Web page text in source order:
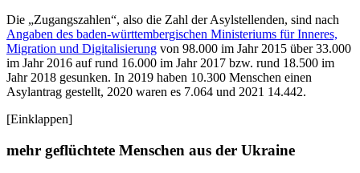
Die „Zugangszahlen“, also die Zahl der Asylstellenden, sind nach
Angaben des baden-württembergischen Ministeriums für Inneres,
Migration und Digitalisierung von 98.000 im Jahr 2015 über 33.000
im Jahr 2016 auf rund 16.000 im Jahr 2017 bzw. rund 18.500 im
Jahr 2018 gesunken. In 2019 haben 10.300 Menschen einen
Asylantrag gestellt, 2020 waren es 7.064 und 2021 14.442.
[Einklappen]
mehr geflüchtete Menschen aus der Ukraine